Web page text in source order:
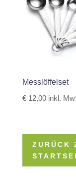
Messlöffelset
€12,00 inkl.
ZURÜCK